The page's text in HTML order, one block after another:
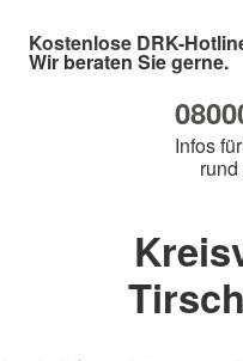
Kostenlose DRK-
Wir beraten Sie gerne.
Infos